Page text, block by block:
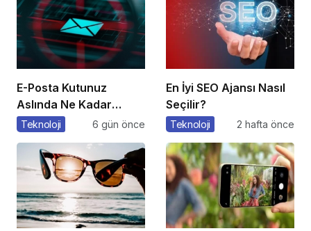
E-Posta Kutunuz
Aslında Ne Kadar
Güvenli?
Teknoloji 6 gün önce
En İyi SEO Ajansı Nasıl
Seçilir?
Teknoloji 2 hafta önce